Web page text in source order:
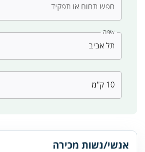
חפש תחום או תפקיד
איפה
אנשי/נשות מכירה